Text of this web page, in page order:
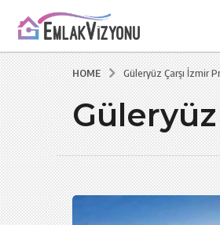
HOME Güleryüz Çarşı İzmir